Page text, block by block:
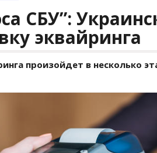
СБУ”:
эквайринга
произойдет в несколько